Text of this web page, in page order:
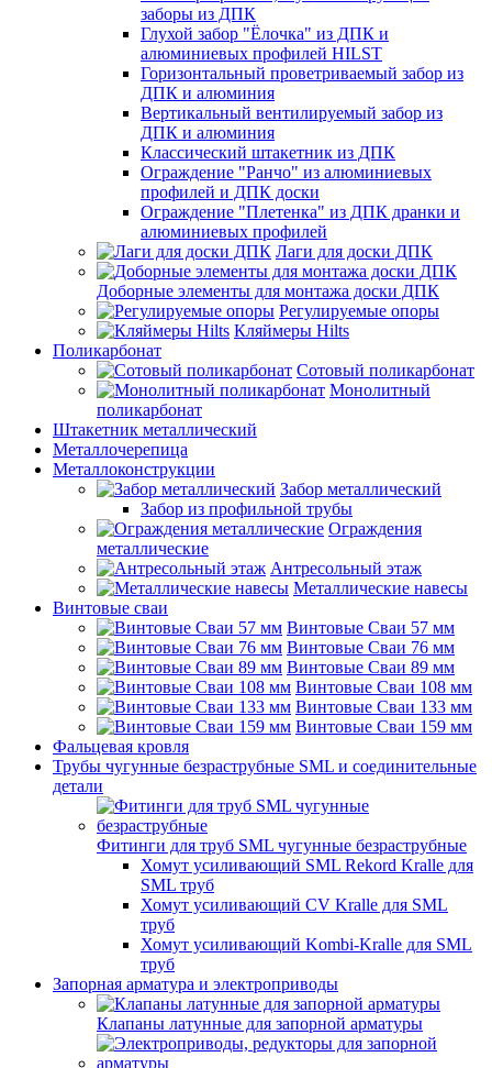
заборы из ДПК
Глухой забор "Ёлочка" из ДПК и
алюминиевых профилей HILST
Горизонтальный проветриваемый забор из
ДПК и алюминия
Вертикальный вентилируемый забор из
ДПК и алюминия
Классический штакетник из ДПК
Ограждение "Ранчо" из алюминиевых
профилей и ДПК доски
Ограждение "Плетенка" из ДПК дранки и
алюминиевых профилей
Лаги для доски ДПК
Доборные элементы для монтажа доски ДПК
Регулируемые опоры
Кляймеры Hilts
Поликарбонат
Сотовый поликарбонат
Монолитный
поликарбонат
Штакетник металлический
Металлочерепица
Металлоконструкции
Забор металлический
Забор из профильной трубы
Ограждения
металлические
Антресольный этаж
Металлические навесы
Винтовые сваи
Винтовые Сваи 57 мм
Винтовые Сваи 76 мм
Винтовые Сваи 89 мм
Винтовые Сваи 108 мм
Винтовые Сваи 133 мм
Винтовые Сваи 159 мм
Фальцевая кровля
Трубы чугунные безраструбные SML и соединительные
детали
Фитинги для труб SML чугунные безраструбные
Хомут усиливающий SML Rekord Kralle для
SML труб
Хомут усиливающий CV Kralle для SML
труб
Хомут усиливающий Kombi-Kralle для SML
труб
Запорная арматура и электроприводы
Клапаны латунные для запорной арматуры